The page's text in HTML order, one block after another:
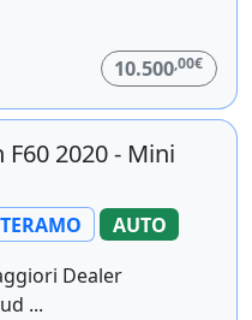
10.500,00€
2020 - Mini
TERAMO
AUTO
Dealer
...